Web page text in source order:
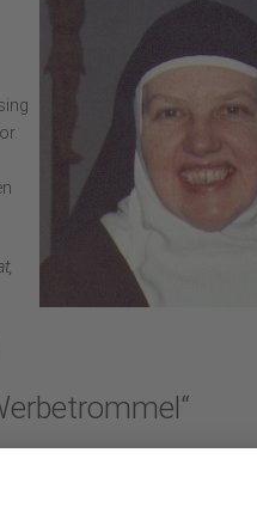
diesem geschichtsbelasteten